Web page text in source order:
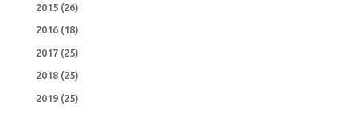
2015(26)
2016(18)
2017(25)
2018(25)
2019(25)